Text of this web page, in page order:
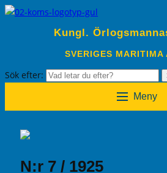
Kungl.
SVERIGES MARITIMA
Sök efter:
Meny
N:r 7 / 1925